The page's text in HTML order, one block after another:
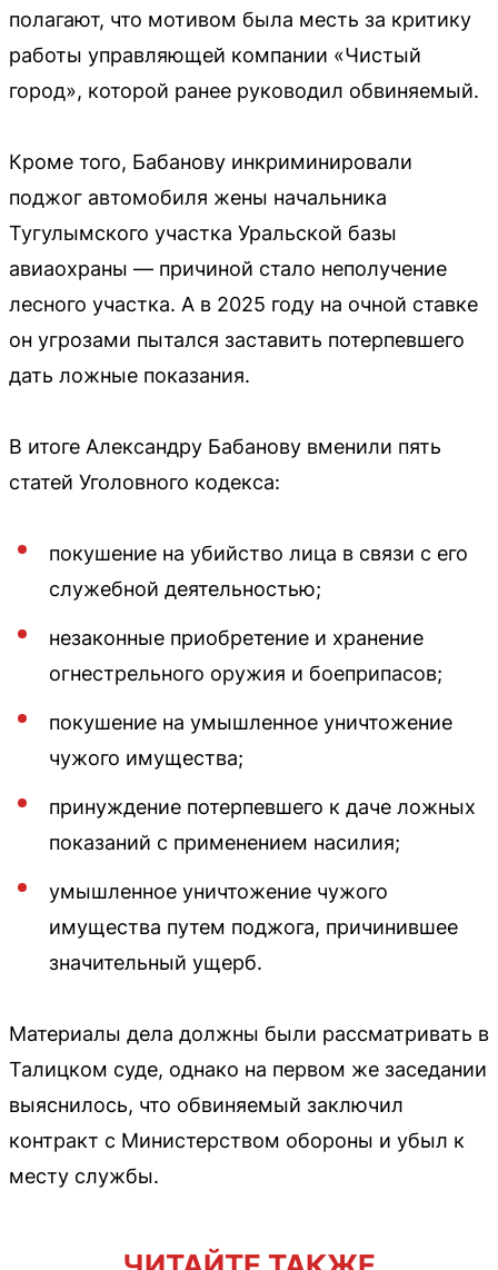
полагают, что мотивом была месть за критику
работы управляющей компании «Чистый
город», которой ранее руководил обвиняемый.
Кроме того, Бабанову инкриминировали
поджог автомобиля жены начальника
Тугулымского участка Уральской базы
авиаохраны — причиной стало неполучение
лесного участка. А в 2025 году на очной ставке
он угрозами пытался заставить потерпевшего
дать ложные показания.
В итоге Александру Бабанову вменили пять
статей Уголовного кодекса:
покушение на убийство лица в связи с его
служебной деятельностью;
незаконные приобретение и хранение
огнестрельного оружия и боеприпасов;
покушение на умышленное уничтожение
чужого имущества;
принуждение потерпевшего к даче ложных
показаний с применением насилия;
умышленное уничтожение чужого
имущества путем поджога, причинившее
значительный ущерб.
Материалы дела должны были рассматривать в
Талицком суде, однако на первом же заседании
выяснилось, что обвиняемый заключил
контракт с Министерством обороны и убыл к
месту службы.